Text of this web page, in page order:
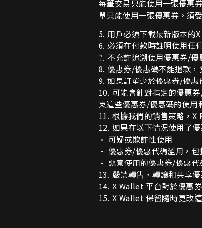
每筆交易只能使用一張優惠
單只能使用一張優惠券。須
5. 用戶必須下載最新版本的
6. 必須在付款時註明使用任
7. 不允許追溯使用優惠券/優
8. 優惠券/優惠碼不能退款，
9. 如果訂單少於優惠券/優惠
10. 可能會針對指定的優惠
束這些優惠券/優惠碼的使用
11. 根據我們的銷售策略，X
12. 如果在以下情況使用了
• 可疑或欺詐性使用
• 優惠券/優惠代碼濫用，
• 惡意使用的優惠券/優惠代
13. 嚴禁轉售，轉讓和共享
14. X Wallet 平台對於優惠
15. X Wallet 保留隨時更改